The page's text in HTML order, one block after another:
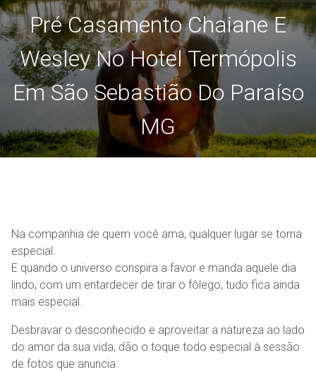
Pré Casamento Chaiane E
Wesley No Hotel Termópolis
Em São Sebastião Do Paraíso
MG
Na companhia de quem você ama, qualquer lugar se torna
especial.
E quando o universo conspira a favor e manda aquele dia
lindo, com um entardecer de tirar o fôlego, tudo fica ainda
mais especial.
Desbravar o desconhecido e aproveitar a natureza ao lado
do amor da sua vida, dão o toque todo especial à sessão
de fotos que anuncia: